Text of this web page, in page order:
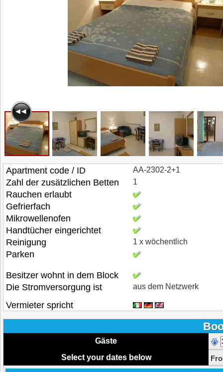
Apartment code / ID AA-2302-2+1
Zahl der zusätzlichen Betten 1
Rauchen erlaubt
Gefrierfach
Mikrowellenofen
Handtücher eingerichtet
Reinigung
1 x wöchentlich
Parken
Besitzer wohnt in dem Block
Die Stromversorgung ist
aus dem Netzwerk
Vermieter spricht
Gäste
Select your dates below